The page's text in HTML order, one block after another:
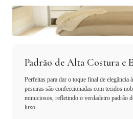
Padrão de Alta Costura e
Perfeitas para dar o toque final de elegância
peseiras são confeccionadas com tecidos
minuciosos, refletindo o verdadeiro padrão
luxo.